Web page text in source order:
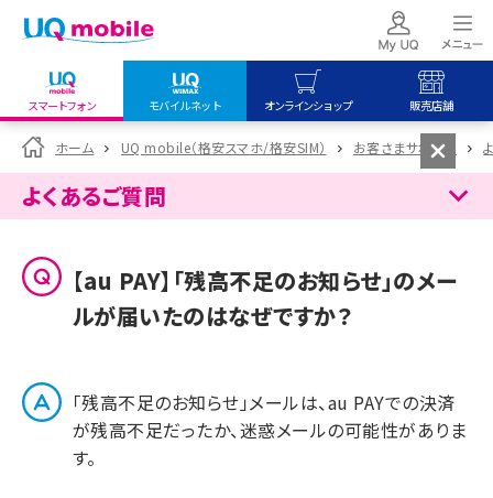
スマートフォン モバイルネット オンラインショップ 販売店舗
my UQ WiMAX
UQ WiMAX ご契約の方
My UQ mobile
UQ mobile
データチャージサイト
UQ mobile
オンラインショップ
UQ WiMAX
UQ mobile
販売店舗
UQ WiMAX
ホーム UQ mobile（格安スマホ/格安SIM） お客さまサポート
よくあるご質問
【au PAY】「残高不足のお知らせ」のメー
ルが届いたのはなぜですか？
「残高不足のお知らせ」メールは、au PAYでの決済
が残高不足だったか、迷惑メールの可能性がありま
す。